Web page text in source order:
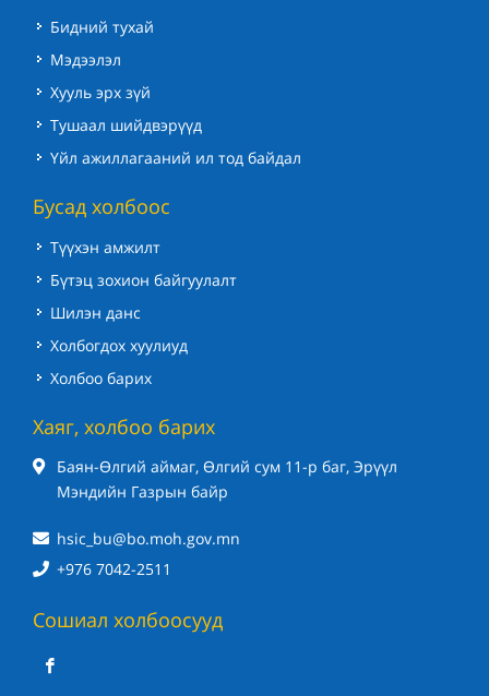
Бидний тухай
Мэдээлэл
Хууль эрх зүй
Тушаал шийдвэрүүд
Үйл ажиллагааний ил тод байдал
Бусад холбоос
Түүхэн амжилт
Бүтэц зохион байгуулалт
Шилэн данс
Холбогдох хуулиуд
Холбоо барих
Хаяг, холбоо барих
Баян-Өлгий аймаг, Өлгий сум 11-р баг, Эрүүл
Мэндийн Газрын байр
hsic_bu@bo.moh.gov.mn
+976 7042-2511
Сошиал холбоосууд